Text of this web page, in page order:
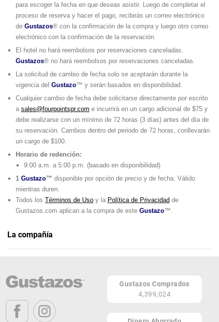
para escoger la fecha en que deseas asistir. Luego de completar el
proceso de reserva y hacer el pago, recibirás un correo electrónico
de Gustazos® con la confirmación de la compra y luego otro correo
electrónico con la confirmación de la reservación.
El hotel no hará reembolsos por reservaciones canceladas.
Gustazos® no hará reembolsos por reservaciones canceladas.
La solicitud de cambio de fecha solo se aceptarán durante la
vigencia del Gustazo™ y serán basados en disponibilidad.
Cualquier cambio de fecha debe solicitarse directamente por escrito
a sales@fourpointspr.com e incurrirá en un cargo adicional de $75 y
debe realizarse con un mínimo de 72 horas (3 días) antes del día de
su reservación. Cambios dentro del periodo de 72 horas, conllevarán
un cargo de $100.
Horario de redención:
9:00 a.m. a 5:00 p.m. (basado en disponibilidad)
1 Gustazo™ disponible por opción de precio y de fecha. Válido
mientras duren.
Todos los Términos de Usoy la Política de Privacidadde
Gustazos.com aplican a la compra de este Gustazo™.
La compañía
500 Alhambra en Granada Blvd
Gustazos Comprados
4,399,024